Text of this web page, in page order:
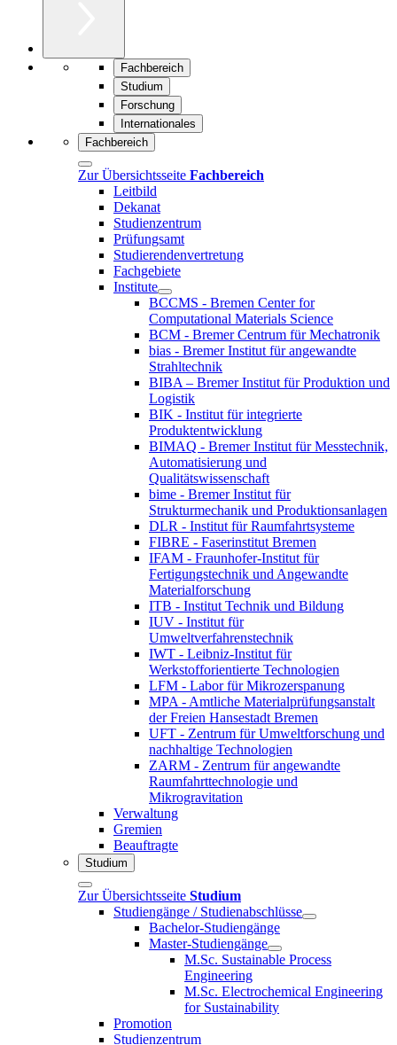
Fachbereich
Studium
Forschung
Internationales
Fachbereich
Zur Übersichtsseite Fachbereich
Leitbild
Dekanat
Studienzentrum
Prüfungsamt
Studierendenvertretung
Fachgebiete
Institute
BCCMS - Bremen Center for
Computational Materials Science
BCM - Bremer Centrum für Mechatronik
bias - Bremer Institut für angewandte
Strahltechnik
BIBA – Bremer Institut für Produktion und
Logistik
BIK - Institut für integrierte
Produktentwicklung
BIMAQ - Bremer Institut für Messtechnik,
Automatisierung und
Qualitätswissenschaft
bime - Bremer Institut für
Strukturmechanik und Produktionsanlagen
DLR - Institut für Raumfahrtsysteme
FIBRE - Faserinstitut Bremen
IFAM - Fraunhofer-Institut für
Fertigungstechnik und Angewandte
Materialforschung
ITB - Institut Technik und Bildung
IUV - Institut für
Umweltverfahrenstechnik
IWT - Leibniz-Institut für
Werkstofforientierte Technologien
LFM - Labor für Mikrozerspanung
MPA - Amtliche Materialprüfungsanstalt
der Freien Hansestadt Bremen
UFT - Zentrum für Umweltforschung und
nachhaltige Technologien
ZARM - Zentrum für angewandte
Raumfahrttechnologie und
Mikrogravitation
Verwaltung
Gremien
Beauftragte
Studium
Zur Übersichtsseite Studium
Studiengänge / Studienabschlüsse
Bachelor-Studiengänge
Master-Studiengänge
M.Sc. Sustainable Process
Engineering
M.Sc. Electrochemical Engineering
for Sustainability
Promotion
Studienzentrum